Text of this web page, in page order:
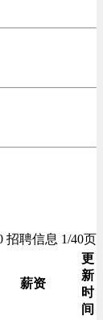
招聘信息 1/40页
薪资
更
新
时
间